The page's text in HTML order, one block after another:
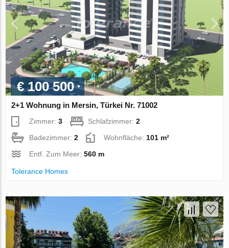
€ 100 500
2+1 Wohnung in Mersin, Türkei Nr. 71002
Zimmer:3 Schlafzimmer:2
Badezimmer:2 Wohnfläche: 101 m²
Entf. Zum Meer:560 m
Tolerance Homes